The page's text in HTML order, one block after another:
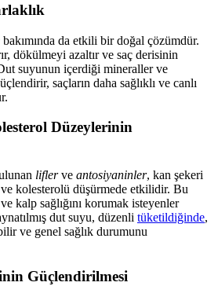
da etkili bir doğal çözümdür.
dökülmeyi azaltır ve saç derisinin
Dut suyunun içerdiği mineraller ve
saçların daha sağlıklı ve canlı
Düzeylerinin
liflerve antosiyaninler, kan şekeri
kolesterolü düşürmede etkilidir. Bu
kalp sağlığını korumak isteyenler
dut suyu, düzenli tüketildiğinde,
ve genel sağlık durumunu
Güçlendirilmesi